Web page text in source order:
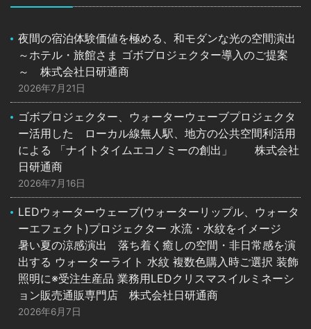
夜間の宿泊体験価値を極める、和モダンな光の空間演出
～ホテル・旅館さま ゴボプロジェクター導入のご提案
～ 株式会社日研通商
2026年7月21日
ゴボプロジェクター、ウォーターウェーブプロジェクタ
ー活用した ローカル線無人駅、地方の公共空間利活用
による 「ナイトタイムエコノミーの創出」 株式会社
日研通商
2026年7月16日
LEDウォーターウェーブ(ウォーターリップル、ウォータ
ーエフェクト)プロジェクター 水流・水紋をイメージ
暑い夏の涼感演出 落ち着く癒しの空間・非日常感を演
出する ウォーターライト 水紋 複数色購入時ご選択 装飾
照明に※受注生産品 業務用LEDクリスマスイルミネーシ
ョン販売通販専門店 株式会社日研通商
2026年6月7日